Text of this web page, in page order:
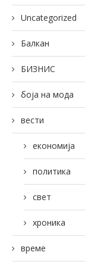
Uncategorized
Балкан
БИЗНИС
боја на мода
вести
економија
политика
свет
хроника
време